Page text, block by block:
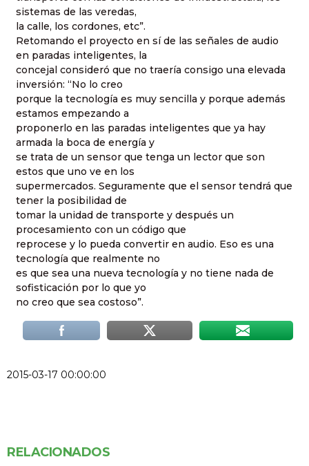
sistemas de las veredas,
la calle, los cordones, etc”.
Retomando el proyecto en sí de las señales de audio
en paradas inteligentes, la
concejal consideró que no traería consigo una elevada
inversión: “No lo creo
porque la tecnología es muy sencilla y porque además
estamos empezando a
proponerlo en las paradas inteligentes que ya hay
armada la boca de energía y
se trata de un sensor que tenga un lector que son
estos que uno ve en los
supermercados. Seguramente que el sensor tendrá que
tener la posibilidad de
tomar la unidad de transporte y después un
procesamiento con un código que
reprocese y lo pueda convertir en audio. Eso es una
tecnología que realmente no
es que sea una nueva tecnología y no tiene nada de
sofisticación por lo que yo
no creo que sea costoso”.
2015-03-17 00:00:00
RELACIONADOS